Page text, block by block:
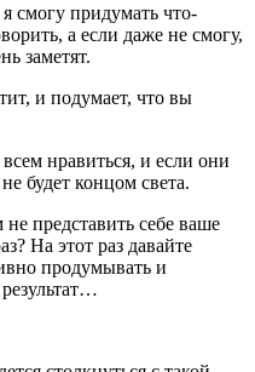
смогу придумать что-
а если даже не смогу,
заметят.
и подумает, что вы
нравиться, и если они
будет концом света.
представить себе ваше
На этот раз давайте
продумывать и